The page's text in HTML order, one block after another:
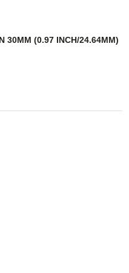
30MM (0.97 INCH/24.64MM)